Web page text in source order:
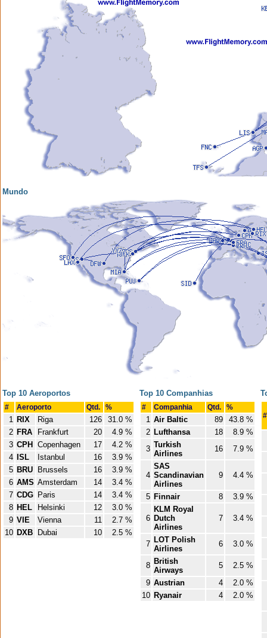
Mundo
Top 10 Aeroportos
# Aeroporto Qtd. %
1 RIX Riga 126
31.0 %
2 FRA Frankfurt 20
4.9 %
3 CPH Copenhagen 17
4.2 %
4
ISL Istanbul 16
3.9 %
5 BRU Brussels 16
3.9 %
6 AMS Amsterdam 14
3.4 %
7 CDG Paris 14
3.4 %
8 HEL Helsinki 12
3.0 %
9 VIE Vienna 11
2.7 %
10 DXB Dubai 10 2.5 %
Top 10 Companhias
# Companhia Qtd. %
1 Air Baltic 89
43.8 %
2 Lufthansa 18
8.9 %
3 Turkish
Airlines
16 7.9 %
4
SAS
Scandinavian
Airlines
9 4.4 %
5 Finnair 8 3.9 %
6
KLM Royal
Dutch
Airlines
7 3.4 %
7 LOT Polish
Airlines
6 3.0 %
8 British
Airways
5
2.5 %
9 Austrian 4
2.0 %
10 Ryanair 4 2.0 %
#